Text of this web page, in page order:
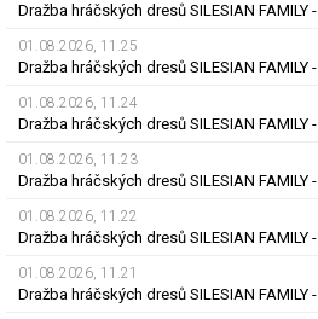
Dražba hráčských dresů SILESIAN FAMILY
01.08.2026, 11.25
Dražba hráčských dresů SILESIAN FAMILY
01.08.2026, 11.24
Dražba hráčských dresů SILESIAN FAMILY
01.08.2026, 11.23
01.08.2026, 11.22
Dražba hráčských dresů SILESIAN FAMILY
01.08.2026, 11.21
Dražba hráčských dresů SILESIAN FAMILY